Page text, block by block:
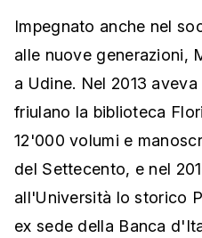
Impegnato anche nel
alle nuove generazioni,
a Udine. Nel 2013
friulano la biblioteca
12'000 volumi e
del Settecento, e nel
all'Università lo storico
ex sede della Banca